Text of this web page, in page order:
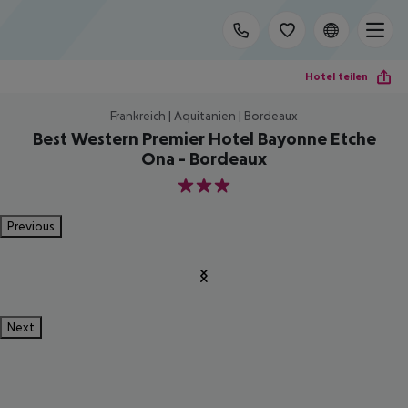
Hotel teilen
Frankreich | Aquitanien | Bordeaux
Best Western Premier Hotel Bayonne Etche
Ona - Bordeaux
3
Previous
Next